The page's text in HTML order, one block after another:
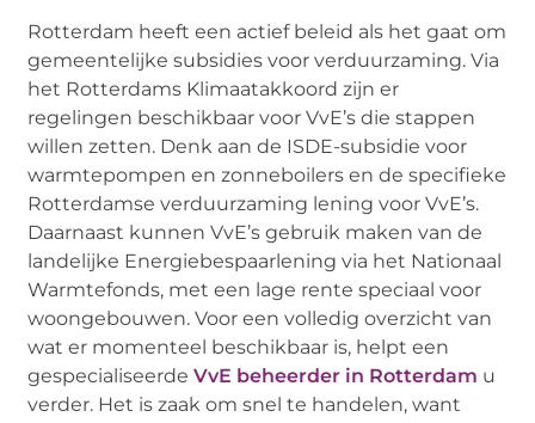
Rotterdam heeft een actief beleid als het gaat om
gemeentelijke subsidies voor verduurzaming. Via
het Rotterdams Klimaatakkoord zijn er
regelingen beschikbaar voor VvE’s die stappen
willen zetten. Denk aan de ISDE-subsidie voor
warmtepompen en zonneboilers en de specifieke
Rotterdamse verduurzaming lening voor VvE’s.
Daarnaast kunnen VvE’s gebruik maken van de
landelijke Energiebespaarlening via het Nationaal
Warmtefonds, met een lage rente speciaal voor
woongebouwen. Voor een volledig overzicht van
wat er momenteel beschikbaar is, helpt een
gespecialiseerde VvE beheerder in Rotterdam u
verder. Het is zaak om snel te handelen, want